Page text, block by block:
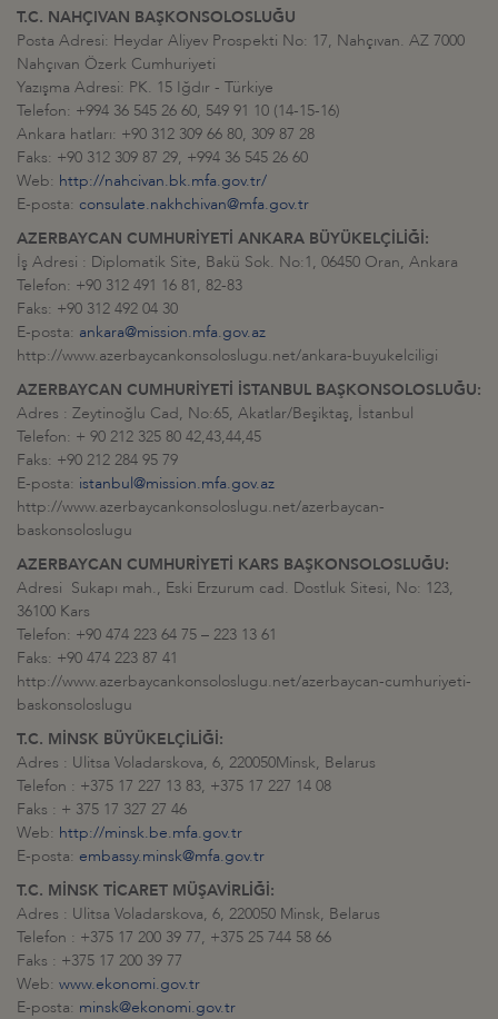
T.C. NAHÇIVAN BAŞKONSOLOSLUĞU
Posta Adresi: Heydar Aliyev Prospekti No: 17, Nahçıvan. AZ 7000
Nahçıvan Özerk Cumhuriyeti
Yazışma Adresi: PK. 15 Iğdır - Türkiye
Telefon: +994 36 545 26 60, 549 91 10 (14-15-16)
Ankara hatları: +90 312 309 66 80, 309 87 28
Faks: +90 312 309 87 29, +994 36 545 26 60
Web: http://nahcivan.bk.mfa.gov.tr/
E-posta: consulate.nakhchivan@mfa.gov.tr
AZERBAYCAN CUMHURİYETİ ANKARA BÜYÜKELÇİLİĞİ:
İş Adresi : Diplomatik Site, Bakü Sok. No:1, 06450 Oran, Ankara
Telefon: +90 312 491 16 81, 82-83
Faks: +90 312 492 04 30
E-posta: ankara@mission.mfa.gov.az
http://www.azerbaycankonsoloslugu.net/ankara-buyukelciligi
AZERBAYCAN CUMHURİYETİ İSTANBUL BAŞKONSOLOSLUĞU:
Adres : Zeytinoğlu Cad, No:65, Akatlar/Beşiktaş, İstanbul
Telefon: + 90 212 325 80 42,43,44,45
Faks: +90 212 284 95 79
E-posta: istanbul@mission.mfa.gov.az
http://www.azerbaycankonsoloslugu.net/azerbaycan-
baskonsoloslugu
AZERBAYCAN CUMHURİYETİ KARS BAŞKONSOLOSLUĞU:
Adresi Sukapı mah., Eski Erzurum cad. Dostluk Sitesi, No: 123,
36100 Kars
Telefon: +90 474 223 64 75 – 223 13 61
Faks: +90 474 223 87 41
http://www.azerbaycankonsoloslugu.net/azerbaycan-cumhuriyeti-
baskonsoloslugu
T.C. MİNSK BÜYÜKELÇİLİĞİ:
Adres : Ulitsa Voladarskova, 6, 220050Minsk, Belarus
Telefon : +375 17 227 13 83, +375 17 227 14 08
Faks : + 375 17 327 27 46
Web: http://minsk.be.mfa.gov.tr
E-posta: embassy.minsk@mfa.gov.tr
T.C. MİNSK TİCARET MÜŞAVİRLİĞİ:
Adres : Ulitsa Voladarskova, 6, 220050 Minsk, Belarus
Telefon : +375 17 200 39 77, +375 25 744 58 66
Faks : +375 17 200 39 77
Web: www.ekonomi.gov.tr
E-posta: minsk@ekonomi.gov.tr